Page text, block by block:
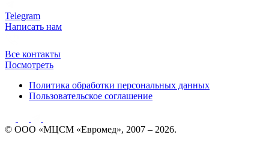
Telegram
Написать нам
Все контакты
Посмотреть
Политика обработки персональных данных
Пользовательское соглашение
© ООО «МЦСМ «Евромед», 2007 – 2026.